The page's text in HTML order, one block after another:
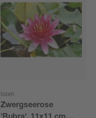
toom
Zwergseerose